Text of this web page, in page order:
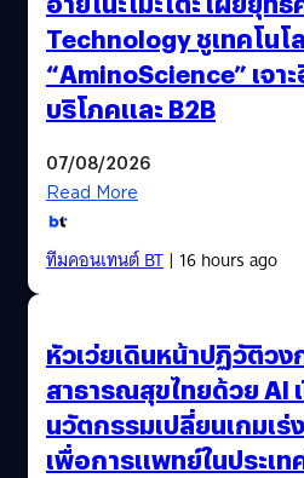
Technology ชูเทคโนโ
“AminoScience” เจา
บริโภคและ B2B
07/08/2026
Read More
ทีมคอนเทนต์ BT| 16 hours ago
หัวเว่ยเดินหน้าปฏิวัติวง
สาธารณสุขไทยด้วย AI
นวัตกรรมเปลี่ยนเกมเร่
เพื่อการแพทย์ในประเท